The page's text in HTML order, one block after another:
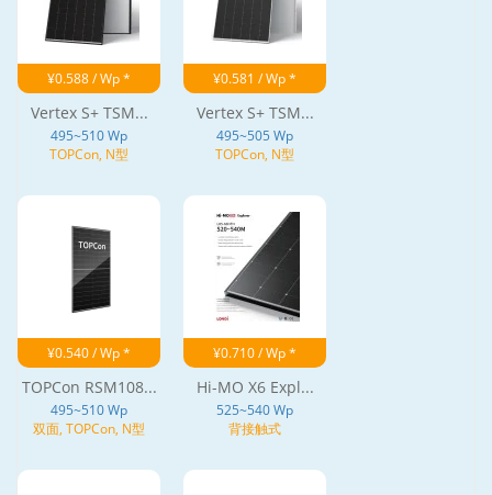
¥0.588 / Wp *
Vertex S+ TSM...
495~510 Wp
TOPCon, N型
¥0.581 / Wp *
Vertex S+ TSM...
495~505 Wp
TOPCon, N型
¥0.540 / Wp *
TOPCon RSM108...
495~510 Wp
双面, TOPCon, N型
¥0.710 / Wp *
Hi-MO X6 Expl...
525~540 Wp
背接触式